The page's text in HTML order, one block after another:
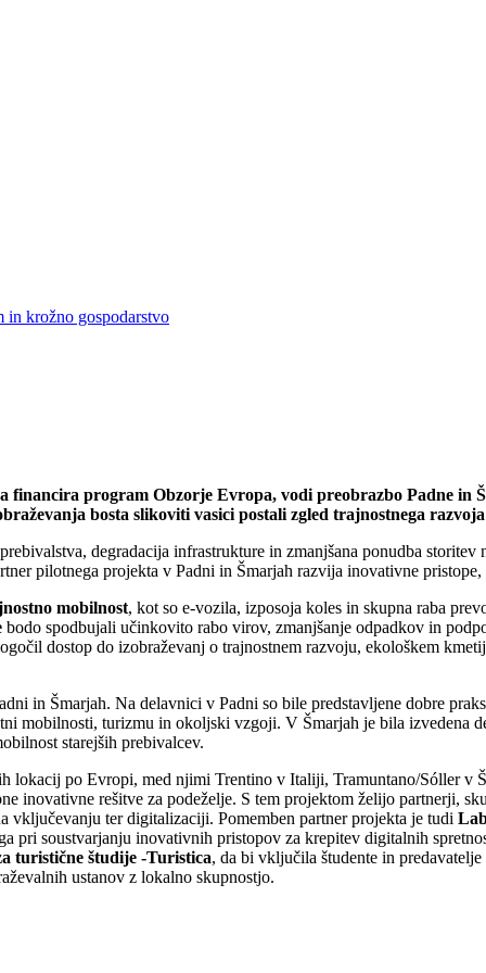
in krožno gospodarstvo
financira program Obzorje Evropa, vodi preobrazbo Padne
bosta slikoviti vasici postali zgled trajnostnega
degradacija infrastrukture in zmanjšana ponudba
pilotnega projekta v Padni in Šmarjah razvija inovativne
mobilnost, kot so e-vozila, izposoja koles in skupna raba
bodo spodbujali učinkovito rabo virov, zmanjšanje odpadkov in
dostop do izobraževanj o trajnostnem razvoju, ekološkem
in Šmarjah. Na delavnici v Padni so bile predstavljene dobre
mobilnosti, turizmu in okoljski vzgoji. V Šmarjah je bila izvedena
starejših prebivalcev.
lokacij po Evropi, med njimi Trentino v Italiji, Tramuntano/Sóller
inovativne rešitve za podeželje. S tem projektom želijo partnerji,
ter digitalizaciji. Pomemben partner projekta je tudi
pri soustvarjanju inovativnih pristopov za krepitev digitalnih
turistične študije -Turistica, da bi vključila študente in
ustanov z lokalno skupnostjo.